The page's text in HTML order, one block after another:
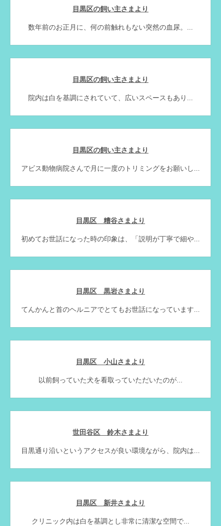
目黒区の飼い主さまより
数年前のお正月に、何の前触れもない突然の血尿。...
目黒区の飼い主さまより
院内は白を基調にされていて、広いスペースもあり...
目黒区の飼い主さまより
アビス動物病院さんで月に一度のトリミングをお願いし...
目黒区 糟谷さまより
初めてお世話になった時の印象は、「説明が丁寧で細や...
目黒区 黒岩さまより
てんかんと首のヘルニアでとてもお世話になっています...
目黒区 小山さまより
以前飼っていた犬を看取っていただいたのが...
世田谷区 鈴木さまより
目黒通り沿いというアクセスが良い環境ながら、院内は...
目黒区 新井さまより
クリニック内は白を基調とし非常に清潔な空間で...